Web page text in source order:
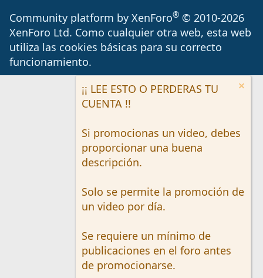
S
Community platform by XenForo® © 2010-2026
XenForo Ltd. Como cualquier otra web, esta web
utiliza las cookies básicas para su correcto
funcionamiento.
¡¡ LEE ESTO O PERDERAS TU
CUENTA !!
Si promocionas un video, debes
proporcionar una buena
descripción.
Solo se permite la promoción de
un video por día.
Se requiere un mínimo de
publicaciones en el foro antes
de promocionarse.